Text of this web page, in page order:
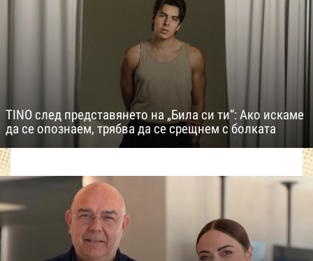
TINO след представянето на „Била си ти“: Ако искаме
да се опознаем, трябва да се срещнем с болката